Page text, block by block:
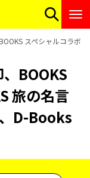
スペシャルコラボ
BOOKS
旅の名言
D-Books